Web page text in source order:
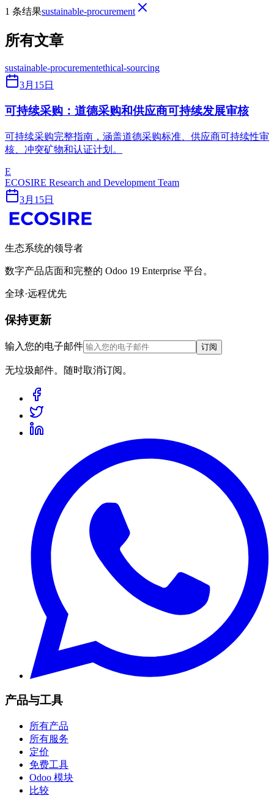
1 条结果sustainable-procurement
所有文章
sustainable-procurementethical-sourcing
3月15日
可持续采购：道德采购和供应商可持续发展审核
可持续采购完整指南，涵盖道德采购标准、供应商可持续性审
核、冲突矿物和认证计划。
E
ECOSIRE Research and Development Team
3月15日
生态系统的领导者
数字产品店面和完整的 Odoo 19 Enterprise 平台。
全球·远程优先
保持更新
输入您的电子邮件 订阅
无垃圾邮件。随时取消订阅。
产品与工具
所有产品
所有服务
定价
免费工具
Odoo 模块
比较